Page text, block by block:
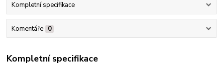
Kompletní specifikace
Komentáře 0
Kompletní specifikace